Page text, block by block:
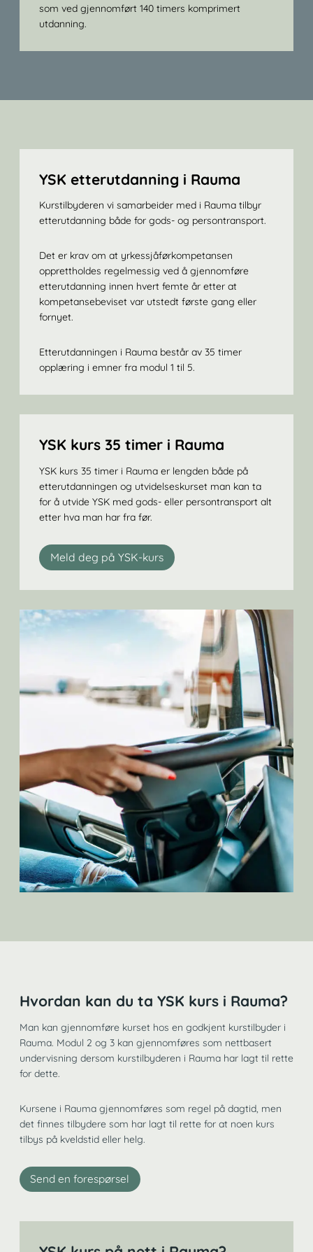
som ved gjennomført 140 timers komprimert
utdanning.
YSK etterutdanning i Rauma
Kurstilbyderen vi samarbeider med i Rauma tilbyr
etterutdanning både for gods- og persontransport.
Det er krav om at yrkessjåførkompetansen
opprettholdes regelmessig ved å gjennomføre
etterutdanning innen hvert femte år etter at
kompetansebeviset var utstedt første gang eller
fornyet.
Etterutdanningen i Rauma består av 35 timer
opplæring i emner fra modul 1 til 5.
YSK kurs 35 timer i Rauma
YSK kurs 35 timer i Rauma er lengden både på
etterutdanningen og utvidelseskurset man kan ta
for å utvide YSK med gods- eller persontransport alt
etter hva man har fra før.
Meld deg på YSK-kurs
Hvordan kan du ta YSK kurs i Rauma?
Man kan gjennomføre kurset hos en godkjent kurstilbyder i
Rauma. Modul 2 og 3 kan gjennomføres som nettbasert
undervisning dersom kurstilbyderen i Rauma har lagt til rette
for dette.
Kursene i Rauma gjennomføres som regel på dagtid, men
det finnes tilbydere som har lagt til rette for at noen kurs
tilbys på kveldstid eller helg.
Send en forespørsel